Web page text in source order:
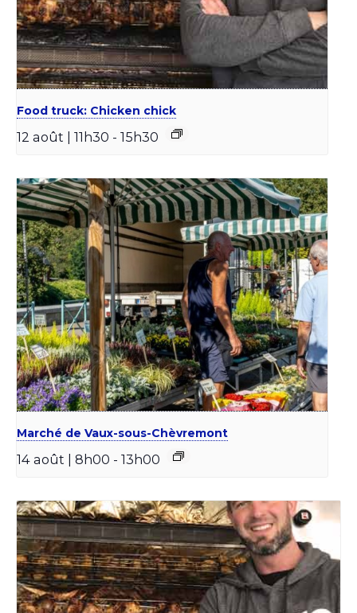
Food truck: Chicken chick
12 août | 11h30 - 15h30
Marché de Vaux-sous-Chèvremont
14 août | 8h00 - 13h00